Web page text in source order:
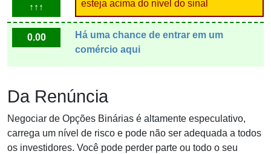
↑↑↑
esteja acima do nível do sinal
0.00
Há uma chance de entrar em um
comércio aqui
Da Renúncia
Negociar de Opções Binárias é altamente especulativo,
carrega um nível de risco e pode não ser adequada a todos
os investidores. Você pode perder parte ou todo o seu